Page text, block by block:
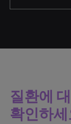
질환에
확인하